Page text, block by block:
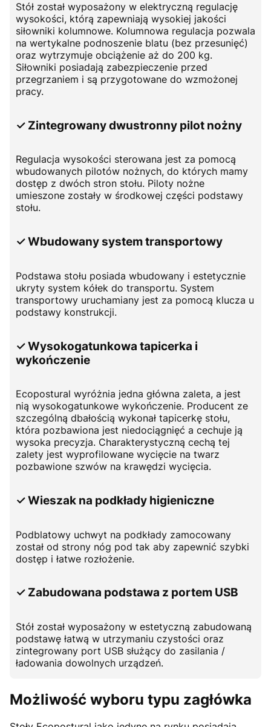
Stół został wyposażony w elektryczną regulację
wysokości, którą zapewniają wysokiej jakości
siłowniki kolumnowe. Kolumnowa regulacja pozwala
na wertykalne podnoszenie blatu (bez przesunięć)
oraz wytrzymuje obciążenie aż do 200 kg.
Siłowniki posiadają zabezpieczenie przed
przegrzaniem i są przygotowane do wzmożonej
pracy.
✓ Zintegrowany dwustronny pilot nożny
Regulacja wysokości sterowana jest za pomocą
wbudowanych pilotów nożnych, do których mamy
dostęp z dwóch stron stołu. Piloty nożne
umieszone zostały w środkowej części podstawy
stołu.
✓ Wbudowany system transportowy
Podstawa stołu posiada wbudowany i estetycznie
ukryty system kółek do transportu. System
transportowy uruchamiany jest za pomocą klucza u
podstawy konstrukcji.
✓ Wysokogatunkowa tapicerka i
wykończenie
Ecopostural wyróżnia jedna główna zaleta, a jest
nią wysokogatunkowe wykończenie. Producent ze
szczególną dbałością wykonał tapicerkę stołu,
która pozbawiona jest niedociągnięć a cechuje ją
wysoka precyzja. Charakterystyczną cechą tej
zalety jest wyprofilowane wycięcie na twarz
pozbawione szwów na krawędzi wycięcia.
✓ Wieszak na podkłady higieniczne
Podblatowy uchwyt na podkłady zamocowany
został od strony nóg pod tak aby zapewnić szybki
dostęp i łatwe rozłożenie.
✓ Zabudowana podstawa z portem USB
Stół został wyposażony w estetyczną zabudowaną
podstawę łatwą w utrzymaniu czystości oraz
zintegrowany port USB służący do zasilania /
ładowania dowolnych urządzeń.
Możliwość wyboru typu zagłówka